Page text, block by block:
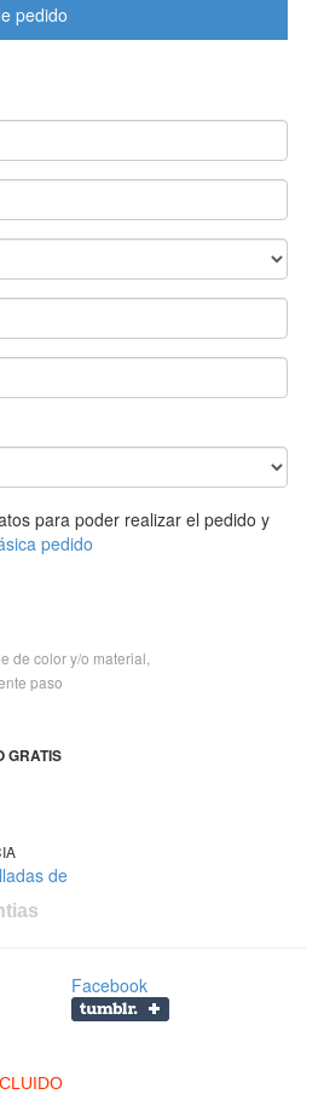
pedido
para poder realizar el pedido y
pedido
de color y/o material,
paso
GRATIS
de
Facebook